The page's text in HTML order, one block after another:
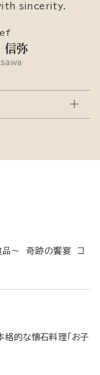
sincerity.
弥
品～ 奇跡の饗宴 コ
的な懐石料理「お子